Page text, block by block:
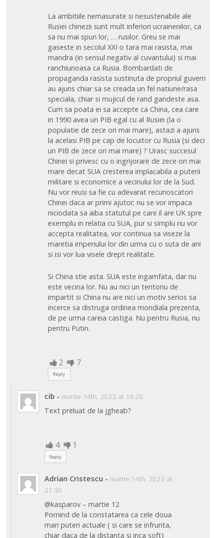
La ambitiile nemasurate si nesustenabile ale
Rusiei chinezii sunt mult inferiori ucrainenilor, ca
sa nu mai spun lor, … rusilor. Greu se mai
gaseste in secolul XXI o tara mai rasista, mai
mandra (in sensul negativ al cuvantului) si mai
ranchiunoasa ca Rusia. Bombardati de
propaganda rasista sustinuta de propriul guvern
au ajuns chiar sa se creada un fel natiune/rasa
speciala, chiar si mujicul de rand gandeste asa.
Cum sa poata ei sa accepte ca China, cea care
in 1990 avea un PIB egal cu al Rusiei (la o
populatie de zece ori mai mare), astazi a ajuns
la acelasi PIB pe cap de locuitor cu Rusia (si deci
un PIB de zece ori mai mare) ? Urasc succesul
Chinei si privesc cu o ingrijorare de zece ori mai
mare decat SUA cresterea implacabila a puterii
militare si economice a vecinului lor de la Sud.
Nu vor reusi sa fie cu adevarat recunoscatori
Chinei daca ar primi ajutor; nu se vor impaca
niciodata sa aiba statutul pe care il are UK spre
exemplu in relatia cu SUA, pur si simplu nu vor
accepta realitatea, vor continua sa viseze la
maretia imperiului lor din urma cu o suta de ani
si isi vor lua visele drept realitate.
Si China stie asta. SUA este ingamfata, dar nu
este vecina lor. Nu au nici un teritoriu de
impartit si China nu are nici un motiv serios sa
incerce sa distruga ordinea mondiala prezenta,
de pe urma careia castiga. Nu pentru Rusia, nu
pentru Putin.
2 7
Reply
cib - martie 14th, 2023 at 16:26
Text preluat de la jgheab?
4 1
Reply
Adrian Cristescu - martie 14th, 2023 at
21:30
@kasparov – martie 12
Pornind de la constatarea ca cele doua
mari puteri actuale ( si care se infrunta,
chiar daca de la distanta si inca soft)